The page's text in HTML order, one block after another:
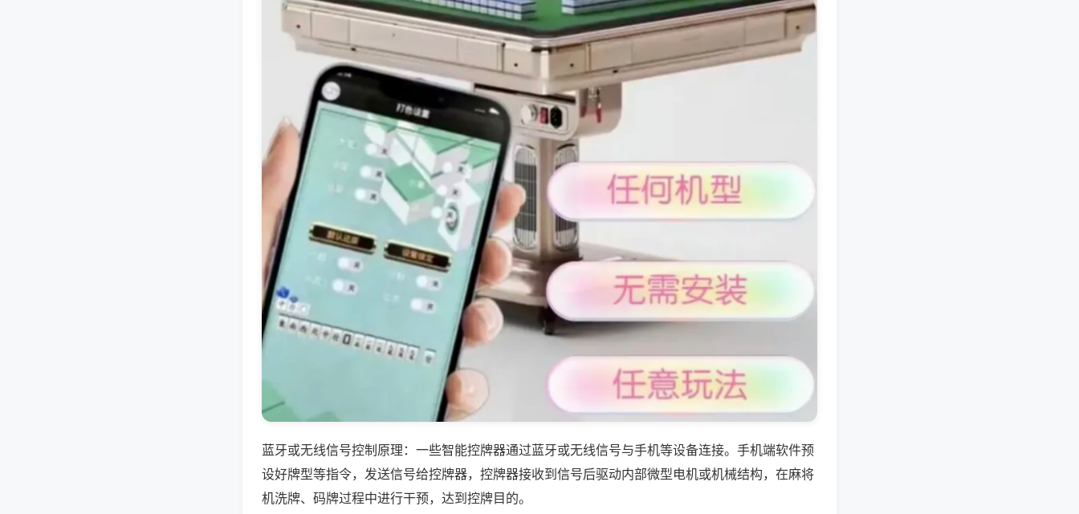
蓝牙或无线信号控制原理：一些智能控牌器通过蓝牙或无线信号与手机等设备连接。手机端软件预
设好牌型等指令，发送信号给控牌器，控牌器接收到信号后驱动内部微型电机或机械结构，在麻将
机洗牌、码牌过程中进行干预，达到控牌目的。